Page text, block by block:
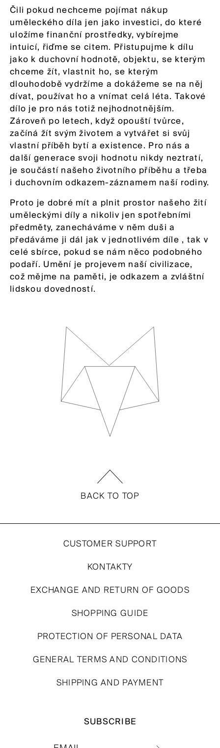
Čili pokud nechceme pojímat nákup
uměleckého díla jen jako investici, do které
uložíme finanční prostředky, vybírejme
intuicí, řiďme se citem. Přistupujme k dílu
jako k duchovní hodnotě, objektu, se kterým
chceme žít, vlastnit ho, se kterým
dlouhodobě vydržíme a dokážeme se na něj
dívat, používat ho a vnímat celá léta. Takové
dílo je pro nás totiž nejhodnotnějším.
Zároveň po letech, když opouští tvůrce,
začíná žít svým životem a vytvářet si svůj
vlastní příběh bytí a existence. Pro nás a
další generace svoji hodnotu nikdy neztratí,
je součástí našeho životního příběhu a třeba
i duchovním odkazem-záznamem naší rodiny.
Proto je dobré mít a plnit prostor našeho žití
uměleckými díly a nikoliv jen spotřebními
předměty, zanecháváme v něm duši a
předáváme ji dál jak v jednotlivém díle , tak v
celé sbírce, pokud se nám něco podobného
podaří. Umění je projevem naší civilizace,
což mějme na paměti, je odkazem a zvláštní
lidskou dovedností.
BACK TO TOP
CUSTOMER SUPPORT
KONTAKTY
EXCHANGE AND RETURN OF GOODS
SHOPPING GUIDE
PROTECTION OF PERSONAL DATA
GENERAL TERMS AND CONDITIONS
SHIPPING AND PAYMENT
SUBSCRIBE